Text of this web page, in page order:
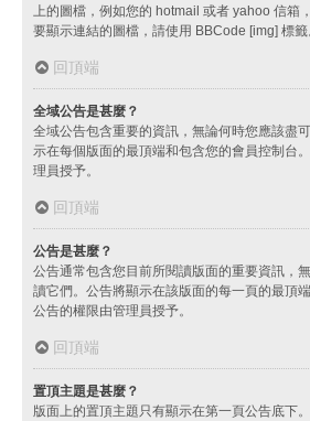
上的圖檔，例如您的 hotmail 或者 yahoo 信箱
要顯示連結的圖檔，請使用 BBCode [img] 標籤
回頂端
全域公告是甚麼？
全域公告包含重要的資訊，無論何時您應該盡
示在每個版面的最頂端和包含您的會員控制台
理員授予。
回頂端
公告是甚麼？
公告通常包含您目前所閱讀版面的重要資訊，
讀它們。公告將顯示在該版面的每一頁的最頂
公告的權限由管理員授予。
回頂端
置頂主題是甚麼？
版面上的置頂主題只有顯示在第一頁公告底下